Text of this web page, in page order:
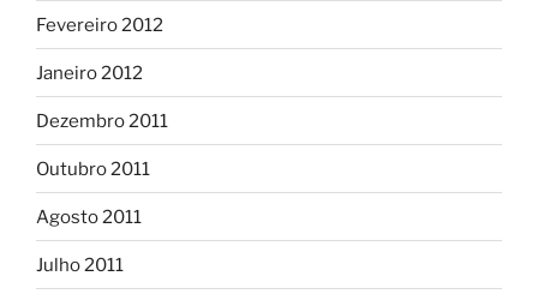
Fevereiro 2012
Janeiro 2012
Dezembro 2011
Outubro 2011
Agosto 2011
Julho 2011